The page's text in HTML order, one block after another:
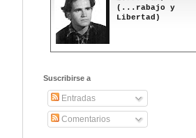
(...rabajo y
Libertad)
Suscribirse a
Entradas
Comentarios